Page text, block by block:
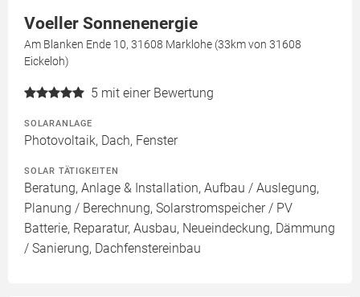
Voeller Sonnenenergie
Am Blanken Ende 10, 31608 Marklohe (33km von 31608
Eickeloh)
5 mit einer Bewertung
SOLARANLAGE
Photovoltaik, Dach, Fenster
SOLAR TÄTIGKEITEN
Beratung, Anlage & Installation, Aufbau / Auslegung,
Planung / Berechnung, Solarstromspeicher / PV
Batterie, Reparatur, Ausbau, Neueindeckung, Dämmung
/ Sanierung, Dachfenstereinbau